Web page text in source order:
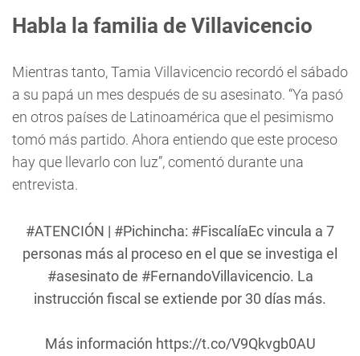
Habla la familia de Villavicencio
Mientras tanto, Tamia Villavicencio recordó el sábado
a su papá un mes después de su asesinato. “Ya pasó
en otros países de Latinoamérica que el pesimismo
tomó más partido. Ahora entiendo que este proceso
hay que llevarlo con luz”, comentó durante una
entrevista.
#ATENCIÓN | #Pichincha: #FiscalíaEcvincula a 7
personas más al proceso en el que se investiga el
#asesinatode #FernandoVillavicencio. La
instrucción fiscal se extiende por 30 días más.
Más información https://t.co/V9Qkvgb0AU